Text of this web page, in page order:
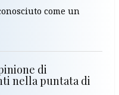
come un
di
nella puntata di